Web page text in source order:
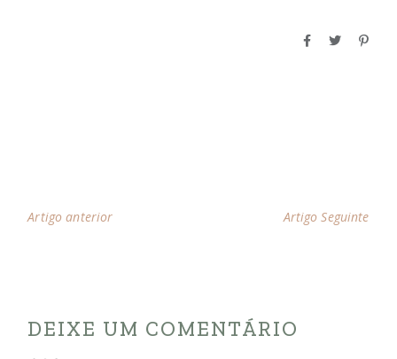
Artigo anterior Artigo Seguinte
DEIXE UM COMENTÁRIO